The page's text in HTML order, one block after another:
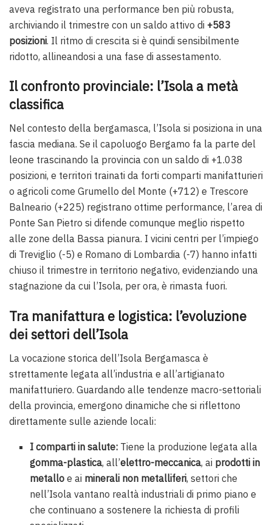
aveva registrato una performance ben più robusta,
archiviando il trimestre con un saldo attivo di +583
posizioni. Il ritmo di crescita si è quindi sensibilmente
ridotto, allineandosi a una fase di assestamento.
Il confronto provinciale: l’Isola a metà
classifica
Nel contesto della bergamasca, l’Isola si posiziona in una
fascia mediana. Se il capoluogo Bergamo fa la parte del
leone trascinando la provincia con un saldo di +1.038
posizioni, e territori trainati da forti comparti manifatturieri
o agricoli come Grumello del Monte (+712) e Trescore
Balneario (+225) registrano ottime performance, l’area di
Ponte San Pietro si difende comunque meglio rispetto
alle zone della Bassa pianura. I vicini centri per l’impiego
di Treviglio (-5) e Romano di Lombardia (-7) hanno infatti
chiuso il trimestre in territorio negativo, evidenziando una
stagnazione da cui l’Isola, per ora, è rimasta fuori.
Tra manifattura e logistica: l’evoluzione
dei settori dell’Isola
La vocazione storica dell’Isola Bergamasca è
strettamente legata all’industria e all’artigianato
manifatturiero. Guardando alle tendenze macro-settoriali
della provincia, emergono dinamiche che si riflettono
direttamente sulle aziende locali:
I comparti in salute: Tiene la produzione legata alla
gomma-plastica, all’elettro-meccanica, ai prodotti in
metallo e ai minerali non metalliferi, settori che
nell’Isola vantano realtà industriali di primo piano e
che continuano a sostenere la richiesta di profili